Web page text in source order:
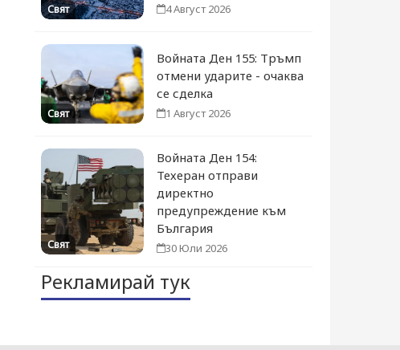
Свят 4 Август 2026
Свят
Войната Ден 155: Тръмп
отмени ударите - очаква
се сделка
1 Август 2026
Свят
Войната Ден 154:
Техеран отправи
директно
предупреждение към
България
30 Юли 2026
Рекламирай тук